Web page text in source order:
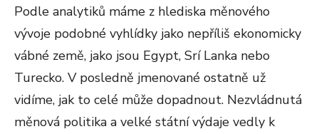
Podle analytiků máme z hlediska měnového
vývoje podobné vyhlídky jako nepříliš ekonomicky
vábné země, jako jsou Egypt, Srí Lanka nebo
Turecko. V posledně jmenované ostatně už
vidíme, jak to celé může dopadnout. Nezvládnutá
měnová politika a velké státní výdaje vedly k